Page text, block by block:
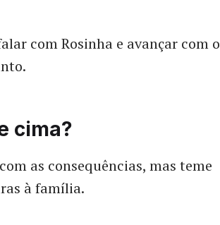
com Rosinha e avançar com o
cima?
as consequências, mas teme
à família.